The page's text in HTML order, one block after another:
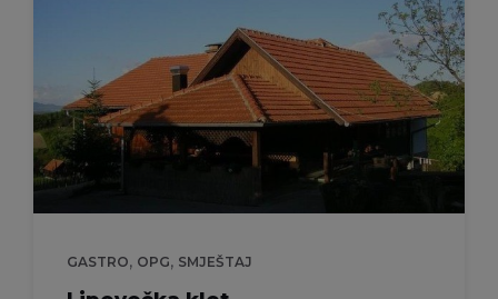
GASTRO, OPG, SMJEŠTAJ